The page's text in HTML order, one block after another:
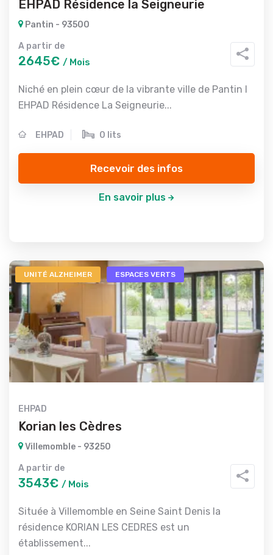
EHPAD Résidence la Seigneurie
Pantin - 93500
A partir de
2645€ / Mois
Niché en plein cœur de la vibrante ville de Pantin l
EHPAD Résidence La Seigneurie...
EHPAD 0 lits
Recevoir des infos
En savoir plus
UNITÉ ALZHEIMER ESPACES VERTS
EHPAD
Korian les Cèdres
Villemomble - 93250
A partir de
3543€ / Mois
Située à Villemomble en Seine Saint Denis la
résidence KORIAN LES CEDRES est un
établissement...